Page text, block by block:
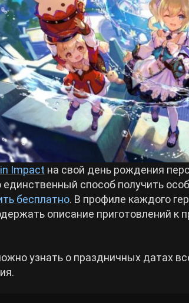
2
Impact на свой день рождения
единственный способ получить
бесплатно. В профиле каждого
описание приготовлений к
узнать о праздничных датах